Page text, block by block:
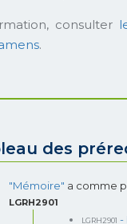
consulter
.
des
"Mémoire" a comme
LGRH2901
LGRH2901 -